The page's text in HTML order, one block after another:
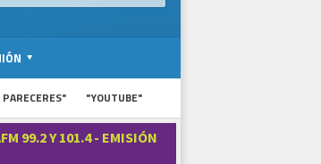
"YOUTUBE"
99.2 Y 101.4 - EMISIÓN